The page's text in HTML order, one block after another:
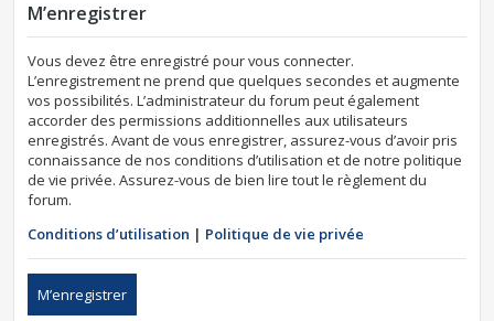
M’enregistrer
Vous devez être enregistré pour vous connecter.
L’enregistrement ne prend que quelques secondes et augmente
vos possibilités. L’administrateur du forum peut également
accorder des permissions additionnelles aux utilisateurs
enregistrés. Avant de vous enregistrer, assurez-vous d’avoir pris
connaissance de nos conditions d’utilisation et de notre politique
de vie privée. Assurez-vous de bien lire tout le règlement du
forum.
Conditions d’utilisation | Politique de vie privée
M’enregistrer